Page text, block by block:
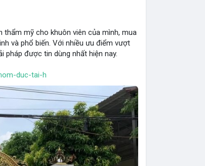
thẩm mỹ cho khuôn viên của mình, mua
và phổ biến. Với nhiều ưu điểm vượt
pháp được tin dùng nhất hiện nay.
duc-tai-h